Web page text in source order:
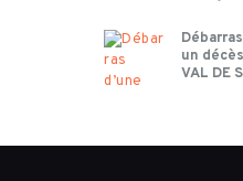
un
VAL DE